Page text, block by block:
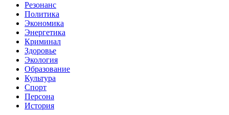
Резонанс
Политика
Экономика
Энергетика
Криминал
Здоровье
Экология
Образование
Культура
Спорт
Персона
История